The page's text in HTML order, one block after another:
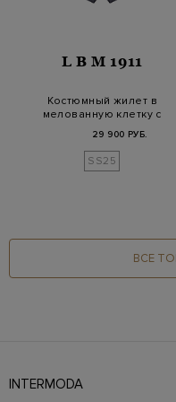
L B M 1911
Костюмный жилет в
мелованную клетку с
29 900 РУБ.
SS25
ВСЕ
INTERMODA